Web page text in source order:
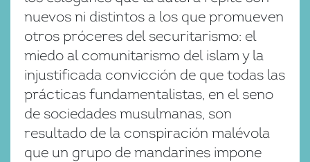
nuevos ni distintos a los que promueven
otros próceres del securitarismo: el
miedo al comunitarismo del islam y la
injustificada convicción de que todas las
prácticas fundamentalistas, en el seno
de sociedades musulmanas, son
resultado de la conspiración malévola
que un grupo de mandarines impone